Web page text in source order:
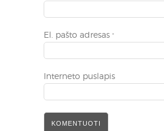
El. pašto adresas *
Interneto puslapis